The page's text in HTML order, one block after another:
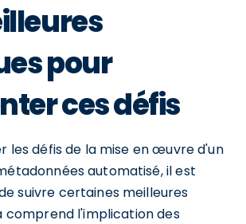
pour
ces défis
les défis de la mise en œuvre d'un
automatisé, il est
suivre certaines meilleures
comprend l'implication des